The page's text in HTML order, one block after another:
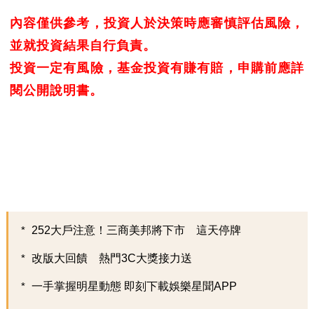
內容僅供參考，投資人於決策時應審慎評估風險，
並就投資結果自行負責。
投資一定有風險，基金投資有賺有賠，申購前應詳
閱公開說明書。
252大戶注意！三商美邦將下市 這天停牌
改版大回饋 熱門3C大獎接力送
一手掌握明星動態 即刻下載娛樂星聞APP